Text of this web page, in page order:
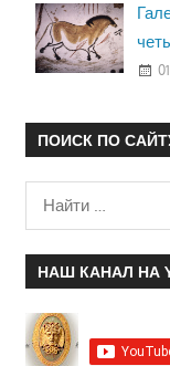
ПОИСК ПО
НАШ КАНАЛ НА